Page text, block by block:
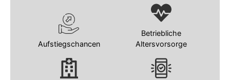
Aufstiegschancen
Betriebliche
Altersvorsorge